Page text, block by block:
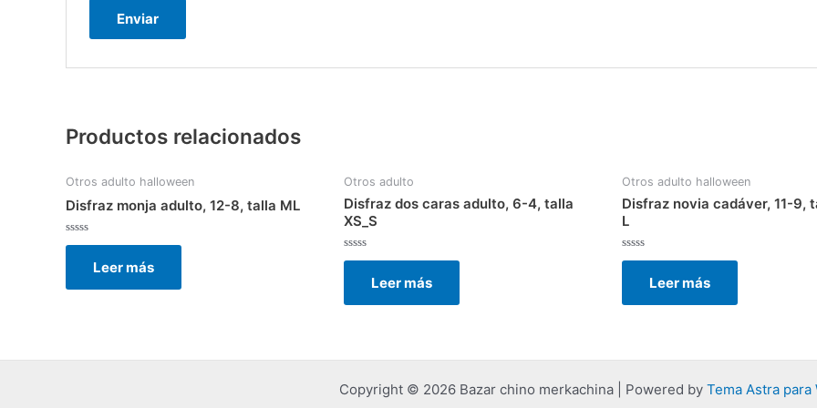
Productos relacionados
Otros adulto halloween
Disfraz monja adulto, 12-8, talla ML
Valorado
5
Leer más
Otros adulto
Disfraz dos caras adulto, 6-4, talla
XS_S
Valorado
5
Leer más
Otros adulto halloween
Disfraz novia cadáver, 11-9,
L
Valorado
5
Leer más
Copyright © 2026 Bazar chino merkachina | Powered by Tema Astra para